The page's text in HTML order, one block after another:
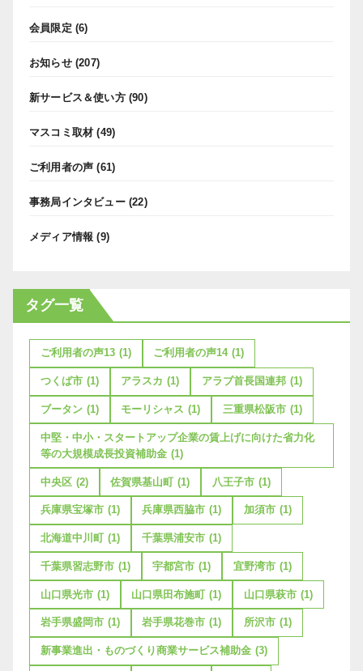
会員限定 (6)
お知らせ(207)
新サービス＆使い方(90)
マスコミ取材 (49)
ご利用者の声 (61)
事務局インタビュー(22)
メディア情報 (9)
タグ一覧
ご利用者の声13 (1) ご利用者の声14 (1)
つくば市 (1) アラスカ (1) アラブ首長国連邦 (1)
ブータン (1) モーリシャス (1) 三重県松阪市 (1)
中堅・中小・スタートアップ企業の賃上げに向けた省力化
等の大規模成長投資補助金 (1)
中央区 (2) 佐賀県基山町 (1) 八王子市 (1)
兵庫県宝塚市 (1) 兵庫県西脇市 (1) 加須市 (1)
北海道中川町 (1) 千葉県浦安市 (1)
千葉県習志野市 (1) 宇都宮市 (1) 宜野湾市 (1)
山口県光市 (1) 山口県田布施町 (1) 山口県萩市 (1)
岩手県盛岡市 (1) 岩手県花巻市 (1) 所沢市 (1)
新事業進出・ものづくり商業サービス補助金 (3)